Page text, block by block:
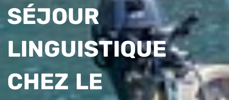
SÉJOUR
LINGUISTIQUE
CHEZ LE